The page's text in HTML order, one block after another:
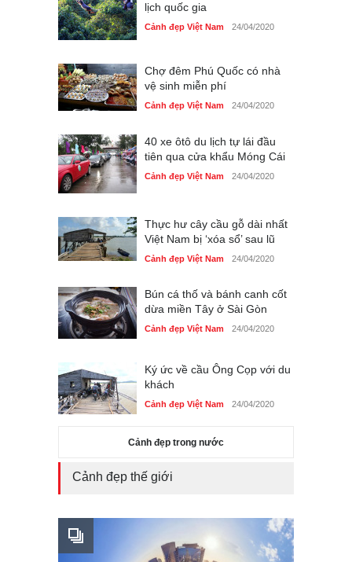
lịch quốc gia
Cảnh đẹp Việt Nam 24/04/2020
Chợ đêm Phú Quốc có nhà
vệ sinh miễn phí
Cảnh đẹp Việt Nam 24/04/2020
40 xe ôtô du lịch tự lái đầu
tiên qua cửa khẩu Móng Cái
Cảnh đẹp Việt Nam 24/04/2020
Thực hư cây cầu gỗ dài nhất
Việt Nam bị ‘xóa sổ’ sau lũ
Cảnh đẹp Việt Nam 24/04/2020
Bún cá thố và bánh canh cốt
dừa miền Tây ở Sài Gòn
Cảnh đẹp Việt Nam 24/04/2020
Ký ức về cầu Ông Cọp với du
khách
Cảnh đẹp Việt Nam 24/04/2020
Cảnh đẹp trong nước
Cảnh đẹp thế giới